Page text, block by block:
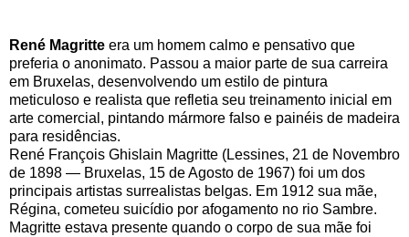
René Magritte era um homem calmo e pensativo que
preferia o anonimato. Passou a maior parte de sua carreira
em Bruxelas, desenvolvendo um estilo de pintura
meticuloso e realista que refletia seu treinamento inicial em
arte comercial, pintando mármore falso e painéis de madeira
para residências.
René François Ghislain Magritte (Lessines, 21 de Novembro
de 1898 ― Bruxelas, 15 de Agosto de 1967) foi um dos
principais artistas surrealistas belgas. Em 1912 sua mãe,
Régina, cometeu suicídio por afogamento no rio Sambre.
Magritte estava presente quando o corpo de sua mãe foi